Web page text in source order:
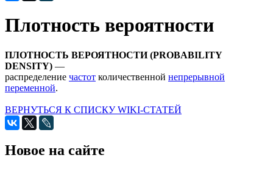
Плотность вероятности
ПЛОТНОСТЬ ВЕРОЯТНОСТИ (PROBABILITY
DENSITY) —
распределение частот количественной непрерывной
переменной.
ВЕРНУТЬСЯ К СПИСКУ WIKI-СТАТЕЙ
Новое на сайте